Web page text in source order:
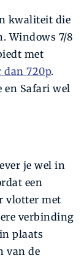
kwaliteit die
Windows 7/8
met
dan 720p.
en Safari wel
je wel in
een
vlotter met
verbinding
plaats
van de